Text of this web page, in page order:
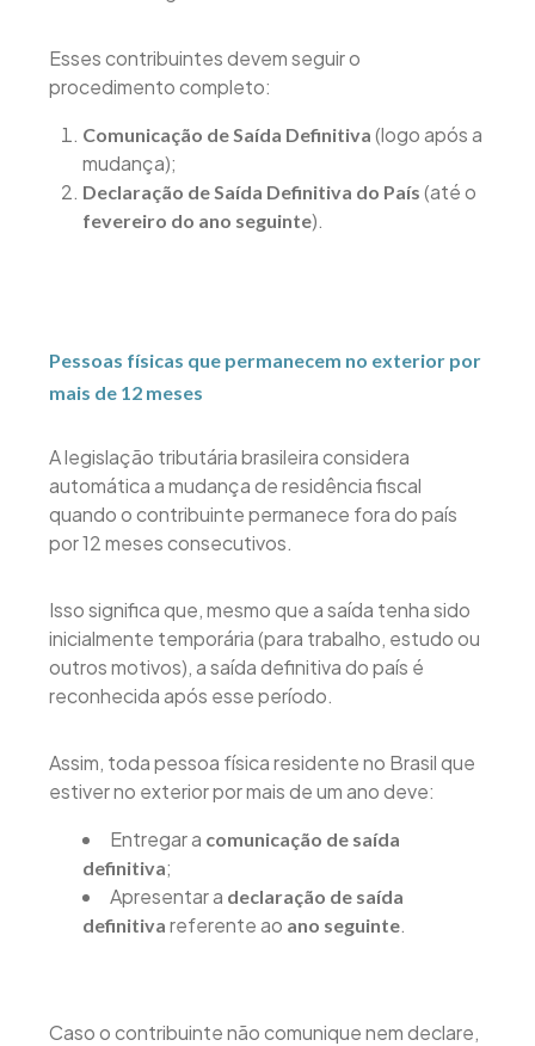
Esses contribuintes devem seguir o
procedimento completo:
Comunicação de Saída Definitiva (logo após a
mudança);
Declaração de Saída Definitiva do País (até o
fevereiro do ano seguinte).
Pessoas físicas que permanecem no exterior por
mais de 12 meses
A legislação tributária brasileira considera
automática a mudança de residência fiscal
quando o contribuinte permanece fora do país
por 12 meses consecutivos.
Isso significa que, mesmo que a saída tenha sido
inicialmente temporária (para trabalho, estudo ou
outros motivos), a saída definitiva do país é
reconhecida após esse período.
Assim, toda pessoa física residente no Brasil que
estiver no exterior por mais de um ano deve:
Entregar a comunicação de saída
definitiva;
Apresentar a declaração de saída
definitiva referente ao ano seguinte.
Caso o contribuinte não comunique nem declare,